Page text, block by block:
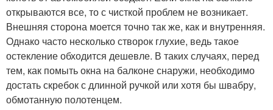
открываются все, то с чисткой проблем не возникает.
Внешняя сторона моется точно так же, как и внутренняя.
Однако часто несколько створок глухие, ведь такое
остекление обходится дешевле. В таких случаях, перед
тем, как помыть окна на балконе снаружи, необходимо
достать скребок с длинной ручкой или хотя бы швабру,
обмотанную полотенцем.